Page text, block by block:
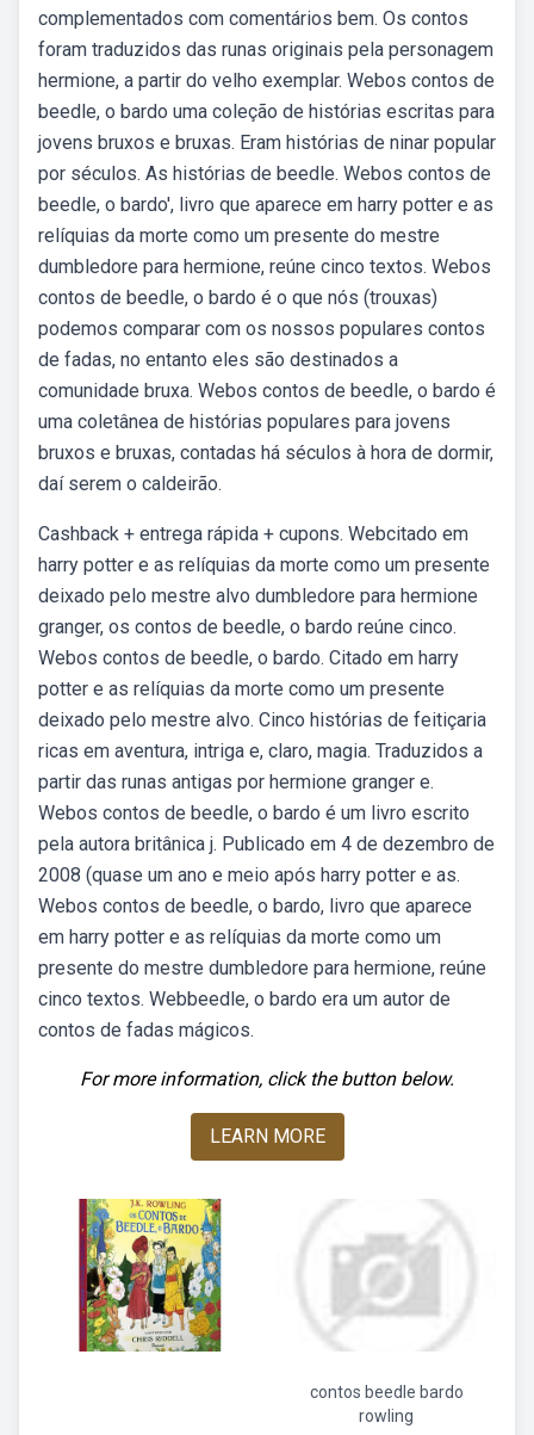
complementados com comentários bem. Os contos
foram traduzidos das runas originais pela personagem
hermione, a partir do velho exemplar. Webos contos de
beedle, o bardo uma coleção de histórias escritas para
jovens bruxos e bruxas. Eram histórias de ninar popular
por séculos. As histórias de beedle. Webos contos de
beedle, o bardo', livro que aparece em harry potter e as
relíquias da morte como um presente do mestre
dumbledore para hermione, reúne cinco textos. Webos
contos de beedle, o bardo é o que nós (trouxas)
podemos comparar com os nossos populares contos
de fadas, no entanto eles são destinados a
comunidade bruxa. Webos contos de beedle, o bardo é
uma coletânea de histórias populares para jovens
bruxos e bruxas, contadas há séculos à hora de dormir,
daí serem o caldeirão.
Cashback + entrega rápida + cupons. Webcitado em
harry potter e as relíquias da morte como um presente
deixado pelo mestre alvo dumbledore para hermione
granger, os contos de beedle, o bardo reúne cinco.
Webos contos de beedle, o bardo. Citado em harry
potter e as relíquias da morte como um presente
deixado pelo mestre alvo. Cinco histórias de feitiçaria
ricas em aventura, intriga e, claro, magia. Traduzidos a
partir das runas antigas por hermione granger e.
Webos contos de beedle, o bardo é um livro escrito
pela autora britânica j. Publicado em 4 de dezembro de
2008 (quase um ano e meio após harry potter e as.
Webos contos de beedle, o bardo, livro que aparece
em harry potter e as relíquias da morte como um
presente do mestre dumbledore para hermione, reúne
cinco textos. Webbeedle, o bardo era um autor de
contos de fadas mágicos.
For more information, click the button below.
LEARN MORE
contos beedle bardo
rowling